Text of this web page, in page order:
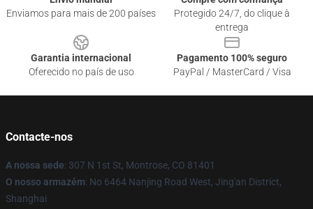
Enviamos para mais de 200 países
Protegido 24/7, do clique à
entrega
Garantia internacional
Oferecido no país de uso
Pagamento 100% seguro
PayPal / MasterCard / Visa
Contacte-nos
A nossa sede: 307 N 1st St, Montrose, CO 81401
O nosso armazém: No 6464 Nanjing Road West, Jing'an District,
Shanghai